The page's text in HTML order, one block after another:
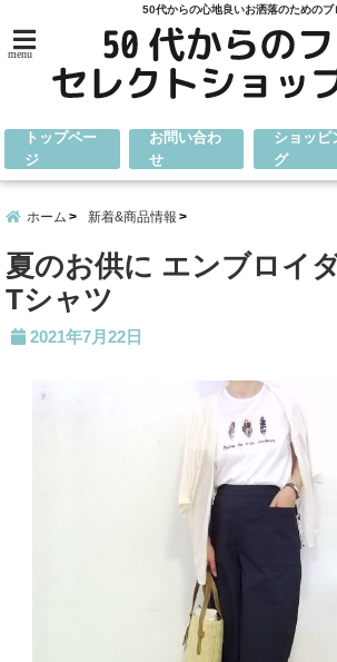
50代からの心地良いお洒落のためのブ
menu
トップペー
ジ
お問い合わ
せ
ショッピ
グ
ホーム 新着&商品情報
夏のお供に エンブロイ
Tシャツ
2021年7月22日